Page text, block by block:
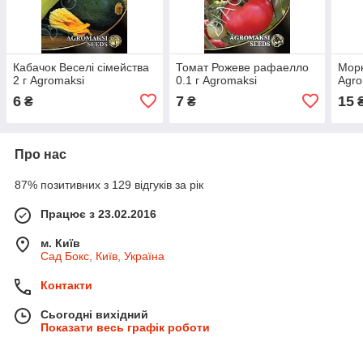
Кабачок Веселі сімейства
2 г Agromaksi
6 ₴
Томат Рожеве рафаелло
0.1 г Agromaksi
7₴ 15
Про нас
87% позитивних з 129 відгуків за рік
Працює з 23.02.2016
м. Київ
Сад Бокс, Київ, Україна
Контакти
Сьогодні вихідний
Показати весь графік роботи